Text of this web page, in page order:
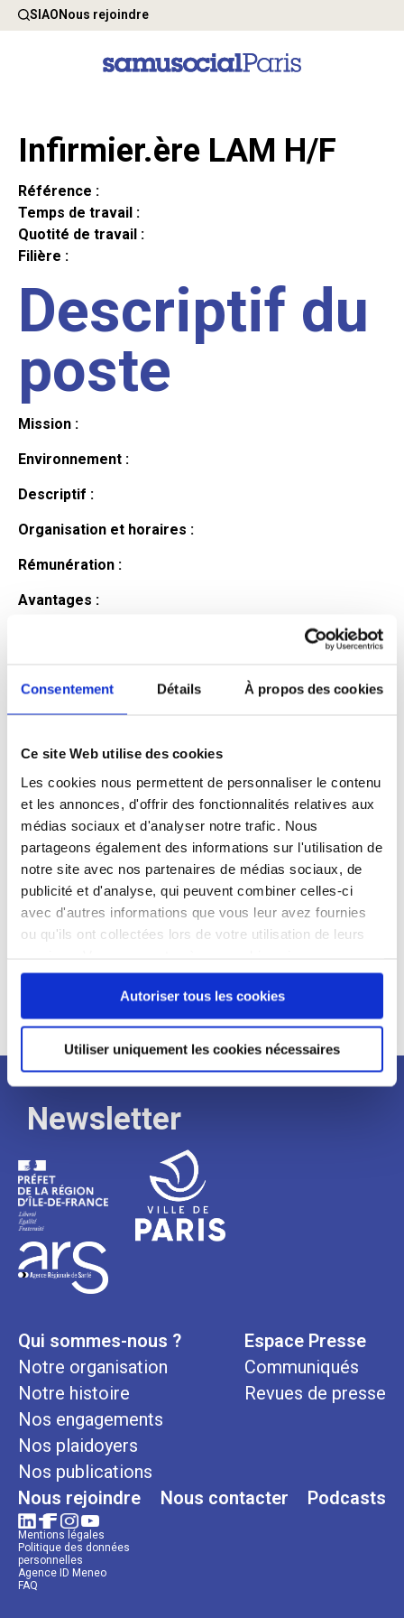
Consentement Détails À propos des cookies
Ce site Web utilise des cookies
Les cookies nous permettent de personnaliser le contenu
et les annonces, d'offrir des fonctionnalités relatives aux
médias sociaux et d'analyser notre trafic. Nous
partageons également des informations sur l'utilisation de
notre site avec nos partenaires de médias sociaux, de
publicité et d'analyse, qui peuvent combiner celles-ci
avec d'autres informations que vous leur avez fournies
ou qu'ils ont collectées lors de votre utilisation de leurs
continuez à utiliser notre site Web.
Autoriser tous les cookies
Utiliser uniquement les cookies nécessaires
SIAONous rejoindre
Infirmier.ère LAM H/F
Référence :
Temps de travail :
Quotité de travail :
Filière :
Descriptif du
poste
Mission :
Environnement :
Descriptif :
Organisation et horaires :
Rémunération :
Avantages :
candidat
Profil recherché :
Expérience :
Processus
de
recrutement
Newsletter
Qui sommes-nous ?
Notre organisation
Notre histoire
Nos engagements
Nos plaidoyers
Nos publications
Espace Presse
Communiqués
Revues de presse
Nous rejoindre Nous contacter Podcasts
Mentions légales
Politique des données
personnelles
Agence ID Meneo
FAQ